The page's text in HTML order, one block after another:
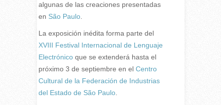
algunas de las creaciones presentadas
en São Paulo.
La exposición inédita forma parte del
XVIII Festival Internacional de Lenguaje
Electrónicoque se extenderá hasta el
próximo 3 de septiembre en el Centro
Cultural de la Federación de Industrias
del Estado de São Paulo.